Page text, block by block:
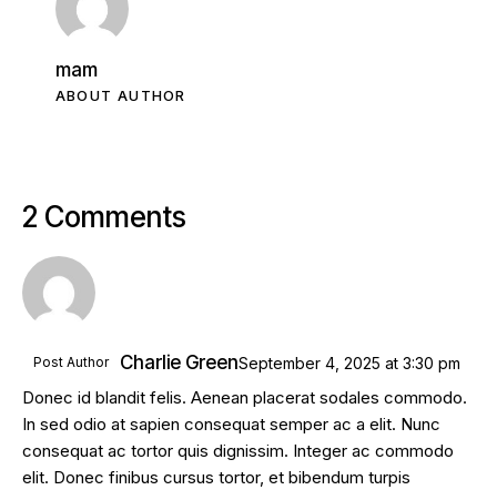
mam
ABOUT AUTHOR
2 Comments
Post Author Charlie GreenSeptember 4, 2025 at 3:30 pm
Donec id blandit felis. Aenean placerat sodales commodo.
In sed odio at sapien consequat semper ac a elit. Nunc
consequat ac tortor quis dignissim. Integer ac commodo
elit. Donec finibus cursus tortor, et bibendum turpis